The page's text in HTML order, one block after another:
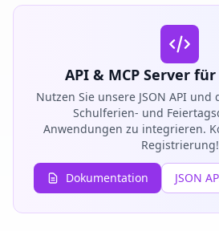
API & MCP Server
Nutzen Sie unsere JSON API und
Schulferien- und
Anwendungen zu integrieren.
Registrierung!
Dokumentation JSON